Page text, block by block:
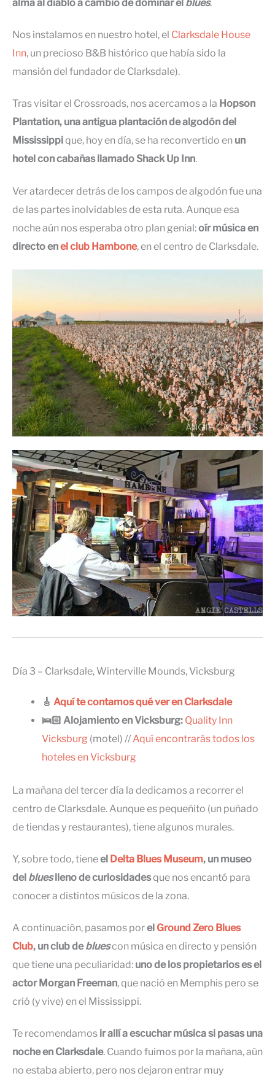
alma al diablo a cambio de dominar el blues.
Nos instalamos en nuestro hotel, el Clarksdale House
Inn, un precioso B&B histórico que había sido la
mansión del fundador de Clarksdale).
Tras visitar el Crossroads, nos acercamos a la Hopson
Plantation, una antigua plantación de algodón del
Mississippique, hoy en día, se ha reconvertido en un
hotel con cabañas llamado Shack Up Inn.
Ver atardecer detrás de los campos de algodón fue una
de las partes inolvidables de esta ruta. Aunque esa
noche aún nos esperaba otro plan genial:oír música en
directo enel club Hambone, en el centro de Clarksdale.
Día 3 – Clarksdale, Winterville Mounds, Vicksburg
🎸 Aquí te contamos qué ver en Clarksdale
🛌🏻 Alojamiento en Vicksburg: Quality Inn
Vicksburg (motel) // Aquí encontrarás todos los
hoteles en Vicksburg
La mañana del tercer día la dedicamos a recorrer el
centro de Clarksdale. Aunque es pequeñito (un puñado
de tiendas y restaurantes), tiene algunos murales.
Y, sobre todo, tieneel Delta Blues Museum, un museo
del blueslleno de curiosidadesque nos encantó para
conocer a distintos músicos de la zona.
A continuación, pasamos porel Ground Zero Blues
Club, un club debluescon música en directo y pensión
que tiene una peculiaridad: uno de los propietarios es el
actor Morgan Freeman, que nació en Memphis pero se
crió (y vive) en el Mississippi.
Te recomendamos ir allí a escuchar música si pasas una
noche en Clarksdale. Cuando fuimos por la mañana, aún
no estaba abierto, pero nos dejaron entrar muy